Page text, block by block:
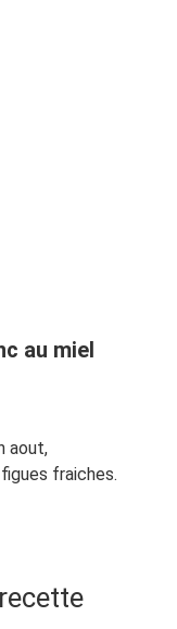
au miel
aout,
fraiches.